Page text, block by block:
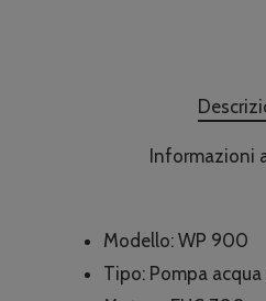
Informazioni
Modello: WP 900
Tipo: Pompa